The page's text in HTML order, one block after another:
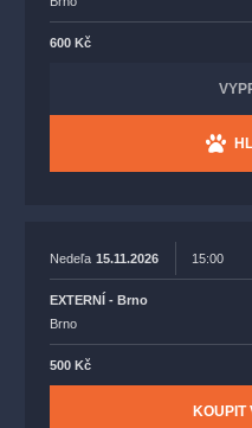
600 Kč
Nedeľa 15.11.2026 15:00
EXTERNÍ - Brno
Brno
500 Kč
KOUPIT